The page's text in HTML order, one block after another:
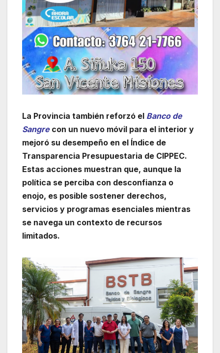
La Provincia también reforzó el Banco de
Sangrecon un nuevo móvil para el interior y
mejoró su desempeño en el Índice de
Transparencia Presupuestaria de CIPPEC.
Estas acciones muestran que, aunque la
política se perciba con desconfianza o
enojo, es posible sostener derechos,
servicios y programas esenciales mientras
se navega un contexto de recursos
limitados.